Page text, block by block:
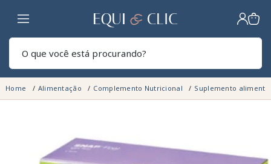
Lar
Home Alimentação Complemento Nutricional Suplemento